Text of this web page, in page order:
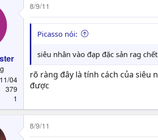
04
379
1
8/9/11
Picasso nói:
siêu nhân vào đạp đặc sản rag
rõ ràng đây là tính cách của siêu
được
8/9/11